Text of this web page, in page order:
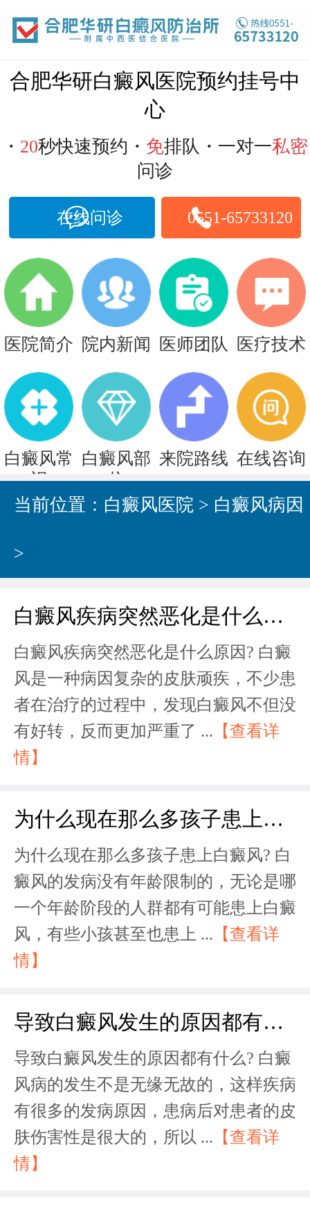
合肥白癜风医院
合肥华研白癜风医院预约挂号中
心
・ 20秒快速预约・ 免排队・一对一私密
问诊
在线问诊 0551-65733120
医院简介 院内新闻 医师团队 医疗技术
白癜风常
识
白癜风部
位
来院路线 在线咨询
当前位置： 白癜风医院 > 白癜风病因
>
白癜风疾病突然恶化是什么原因?
白癜风疾病突然恶化是什么原因? 白癜
风是一种病因复杂的皮肤顽疾，不少患
者在治疗的过程中，发现白癜风不但没
有好转，反而更加严重了 ... 【查看详
情】
为什么现在那么多孩子患上白癜风?
为什么现在那么多孩子患上白癜风? 白
癜风的发病没有年龄限制的，无论是哪
一个年龄阶段的人群都有可能患上白癜
风，有些小孩甚至也患上 ... 【查看详
情】
导致白癜风发生的原因都有什么?
导致白癜风发生的原因都有什么? 白癜
风病的发生不是无缘无故的，这样疾病
有很多的发病原因，患病后对患者的皮
肤伤害性是很大的，所以 ... 【查看详
情】